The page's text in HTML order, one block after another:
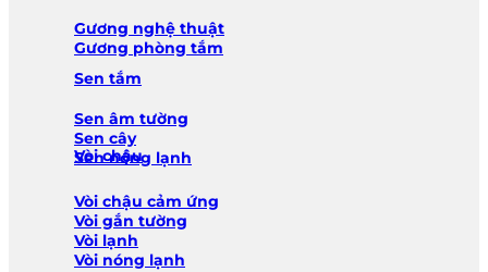
Gương nghệ thuật
Gương phòng tắm
Sen tắm
Sen âm tường
Sen cây
Sen nóng lạnh
Vòi chậu
Vòi chậu cảm ứng
Vòi gắn tường
Vòi lạnh
Vòi nóng lạnh